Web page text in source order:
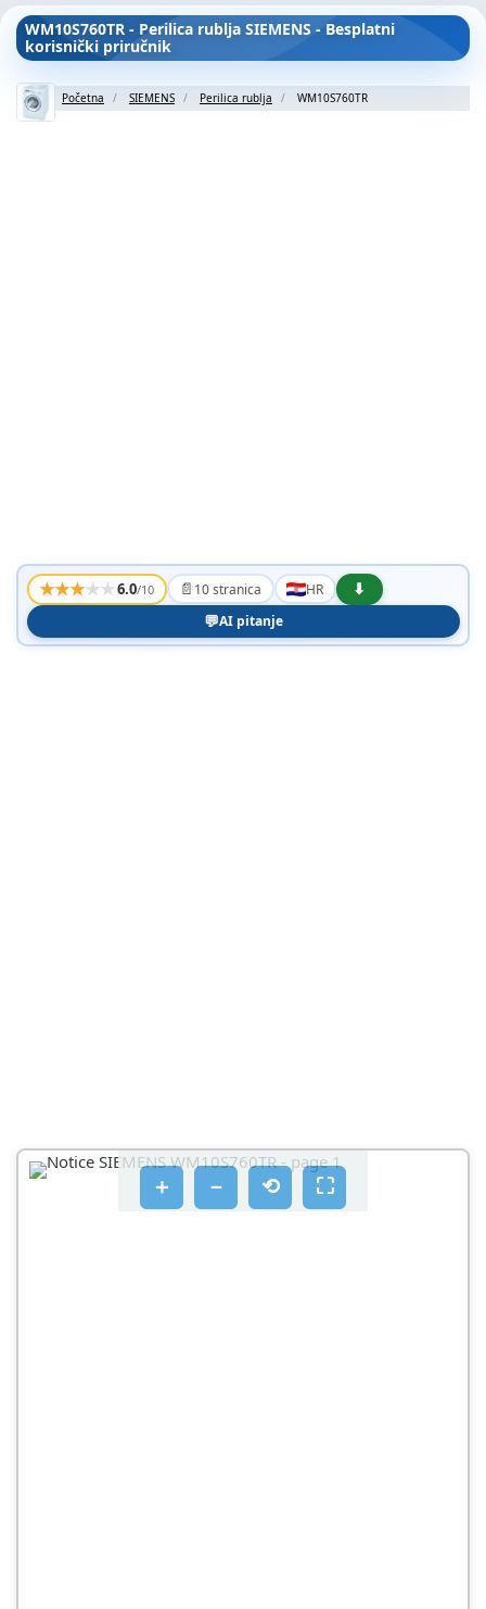
WM10S760TR - Perilica rublja SIEMENS - Besplatni
korisnički priručnik
Početna SIEMENS Perilica rublja WM10S760TR
★★★★★6.0/10 📄 10 stranica HR
⬇
💬AI pitanje
＋ － ⟲ ⛶